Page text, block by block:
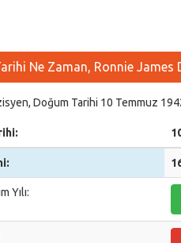
Ne Zaman, Ronnie James
Doğum Tarihi 10 Temmuz
Yılı: